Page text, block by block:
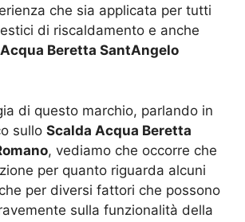
che sia applicata per tutti
di riscaldamento e anche
Beretta SantAngelo
di questo marchio, parlando in
sullo Scalda Acqua Beretta
, vediamo che occorre che
per quanto riguarda alcuni
per diversi fattori che possono
sulla funzionalità della